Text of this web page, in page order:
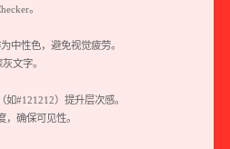
。
中性色，避免视觉疲劳。
文字。
#121212）提升层次感。
确保可见性。